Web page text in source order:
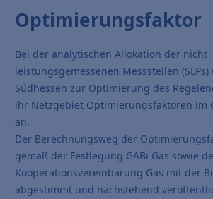
Optimierungsfaktor
Bei der analytischen Allokation der nicht
leistungsgemessenen Messstellen
Südhessen zur Optimierung des
ihr Netzgebiet Optimierungsfaktoren im
an.
Der Berechnungsweg der
gemäß der Festlegung GABi Gas sowie
Kooperationsvereinbarung Gas mit der
abgestimmt und nachstehend